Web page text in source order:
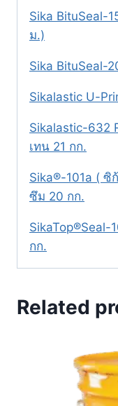
Sika BituSeal-
ม.)
Sika BituSeal-
Sikalastic U-
Sikalastic-632
เทน 21 กก.
Sika®-101a ( ซิ
ซึม 20 กก.
SikaTop®Seal-
กก.
Related